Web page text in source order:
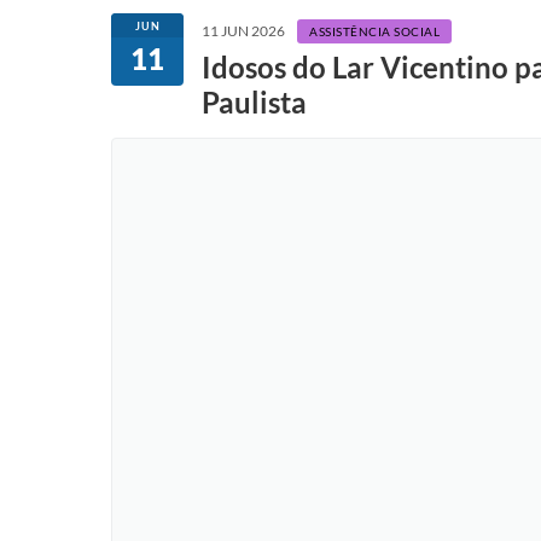
JUN
11
11 JUN 2026 ASSISTÊNCIA SOCIAL
Idosos do Lar Vicentino
Paulista